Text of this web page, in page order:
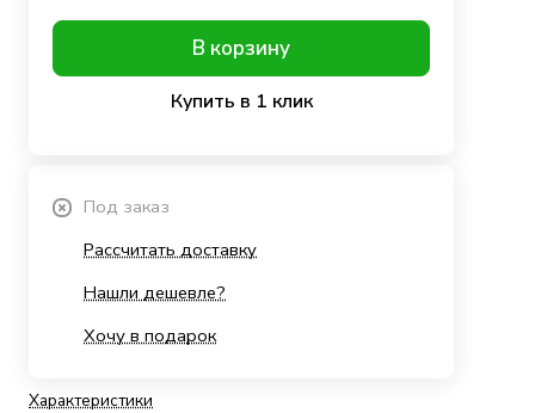
Характеристики
В корзину
Купить в 1 клик
Под заказ
Рассчитать доставку
Нашли дешевле?
Хочу в подарок